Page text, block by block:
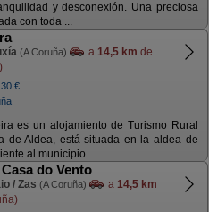
y desconexión. Una preciosa
con toda ...
(A Coruña) a 14,5 km de
30 €
es un alojamiento de Turismo Rural
de Aldea, está situada en la aldea de
al municipio ...
do Vento
/ Zas (A Coruña) a 14,5 km